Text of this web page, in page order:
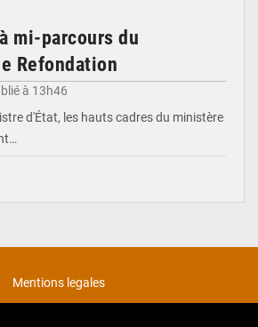
mi-parcours du
Refondation
à 13h46
d'État, les hauts cadres du ministère
Mentions legales